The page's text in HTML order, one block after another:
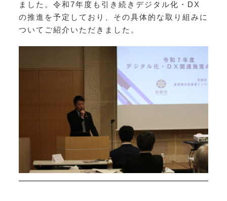
ました。令和7年度も引き続きデジタル化・DX
の推進を予定しており、その具体的な取り組みに
ついてご紹介いただきました。